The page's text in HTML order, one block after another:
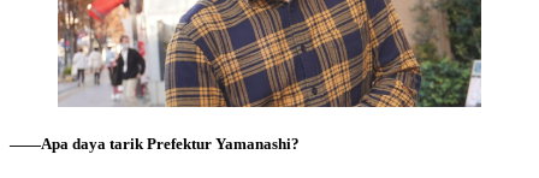
――Apa daya tarik Prefektur Yamanashi?